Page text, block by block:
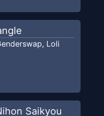
, Loli
Saikyou